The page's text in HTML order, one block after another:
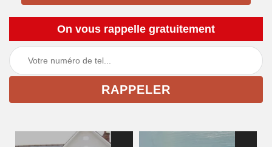
On vous rappelle gratuitement